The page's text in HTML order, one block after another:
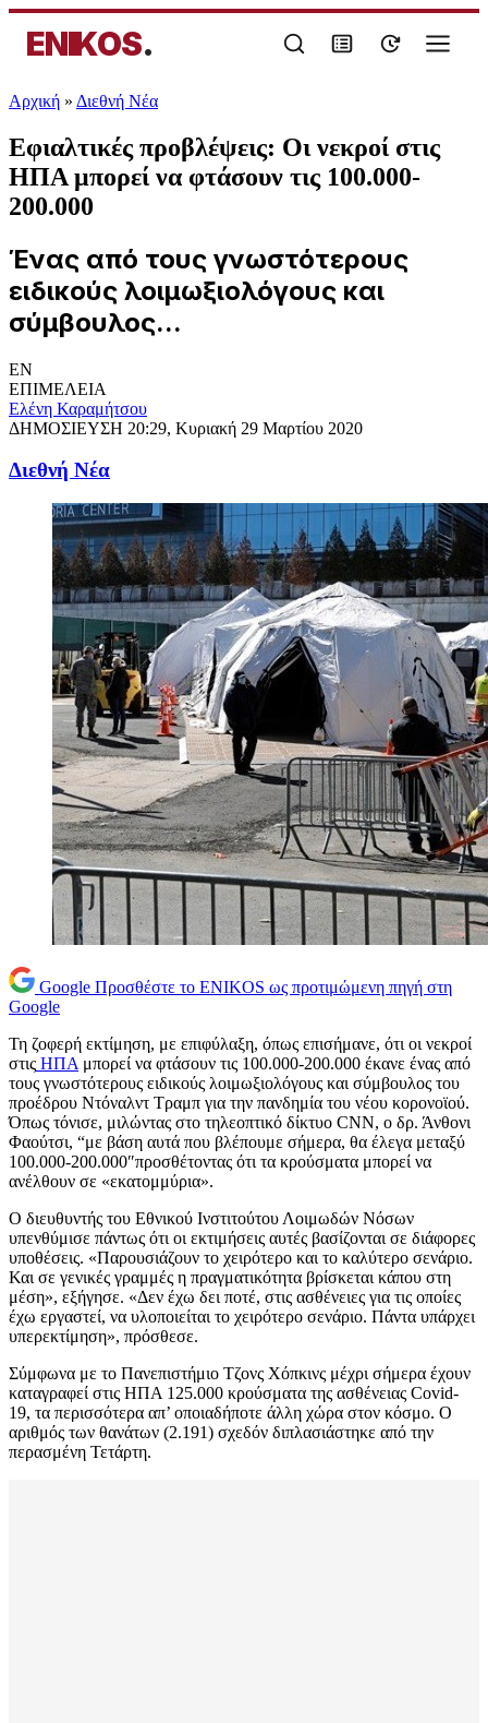
ENIKOS.
Αρχική » Διεθνή Νέα
Εφιαλτικές προβλέψεις: Οι νεκροί στις
ΗΠΑ μπορεί να φτάσουν τις 100.000-
200.000
Ένας από τους γνωστότερους
ειδικούς λοιμωξιολόγους και
σύμβουλος...
EN
ΕΠΙΜΕΛΕΙΑ
Ελένη Καραμήτσου
ΔΗΜΟΣΙΕΥΣΗ 20:29, Κυριακή 29 Μαρτίου 2020
Διεθνή Νέα
Google Προσθέστε το ENIKOS ως προτιμώμενη πηγή στη
Google
Τη ζοφερή εκτίμηση, με επιφύλαξη, όπως επισήμανε, ότι οι νεκροί
στις ΗΠΑ μπορεί να φτάσουν τις 100.000-200.000 έκανε ένας από
τους γνωστότερους ειδικούς λοιμωξιολόγους και σύμβουλος του
προέδρου Ντόναλντ Τραμπ για την πανδημία του νέου κορονοϊού.
Όπως τόνισε, μιλώντας στο τηλεοπτικό δίκτυο CNN, ο δρ. Άνθονι
Φαούτσι, “με βάση αυτά που βλέπουμε σήμερα, θα έλεγα μεταξύ
100.000-200.000″προσθέτοντας ότι τα κρούσματα μπορεί να
ανέλθουν σε «εκατομμύρια».
Ο διευθυντής του Εθνικού Ινστιτούτου Λοιμωδών Νόσων
υπενθύμισε πάντως ότι οι εκτιμήσεις αυτές βασίζονται σε διάφορες
υποθέσεις. «Παρουσιάζουν το χειρότερο και το καλύτερο σενάριο.
Και σε γενικές γραμμές η πραγματικότητα βρίσκεται κάπου στη
μέση», εξήγησε. «Δεν έχω δει ποτέ, στις ασθένειες για τις οποίες
έχω εργαστεί, να υλοποιείται το χειρότερο σενάριο. Πάντα υπάρχει
υπερεκτίμηση», πρόσθεσε.
Σύμφωνα με το Πανεπιστήμιο Τζονς Χόπκινς μέχρι σήμερα έχουν
καταγραφεί στις ΗΠΑ 125.000 κρούσματα της ασθένειας Covid-
19, τα περισσότερα απ’ οποιαδήποτε άλλη χώρα στον κόσμο. Ο
αριθμός των θανάτων (2.191) σχεδόν διπλασιάστηκε από την
περασμένη Τετάρτη.